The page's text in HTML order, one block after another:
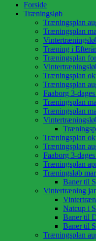
Forside
Træningsløb
Træningsplan
Træningsplan
Træning i
Træningsplan
Træningsplan
Træningsplan
Faaborg 3-
Træningsplan
Træningsplan
Træningsplan
Træningsplan
Faaborg 3-
Træningsplan
Træningsløb
Baner til
Vintertræning
Natcup i
Baner til
Baner til
Træningsplan